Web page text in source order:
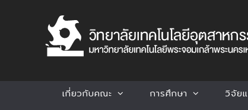
เกี่ยวกับคณะ การศึกษา วิจัย